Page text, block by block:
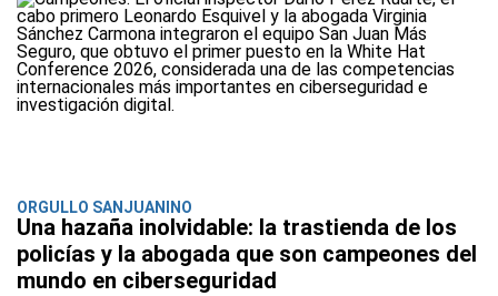
ORGULLO SANJUANINO
Una hazaña inolvidable: la trastienda de los
policías y la abogada que son campeones del
mundo en ciberseguridad